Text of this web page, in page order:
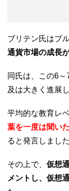
ブリテン氏はブ
通貨市場の成長
同氏は、この6
及は大きく進展
平均的な教育レ
葉を一度は聞い
ると発言しました
その上で、 仮想
メントし、仮想